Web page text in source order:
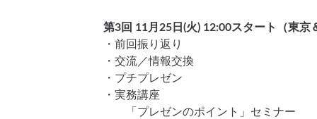
第3回 11月25日(火) 12:00スタート（東京
・前回振り返り
・交流／情報交換
・プチプレゼン
・実務講座
「プレゼンのポイント」セミナー